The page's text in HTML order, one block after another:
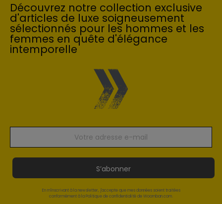
Découvrez notre collection exclusive
d'articles de luxe soigneusement
sélectionnés pour les hommes et les
femmes en quête d'élégance
intemporelle
S’abonner
En m'inscrivant à la newsletter, j'accepte que mes données soient traitées
conformément à la Politique de confidentialité de Woomban.com.